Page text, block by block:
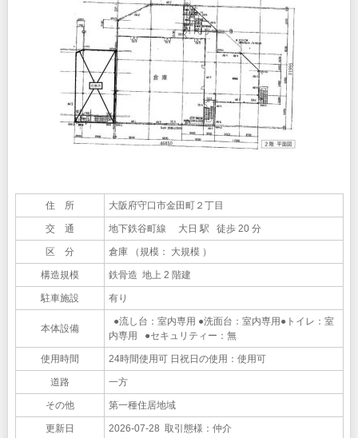
住 所 大阪府守口市金田町２丁目
交 通 地下鉄谷町線 大日 駅 徒歩 20 分
区 分 倉庫 （規模： 大規模 ）
構造規模 鉄骨造 地上 2 階建
駐車施設 有り
本体設備
●流し台：室内専用 ●洗面台：室内専用●トイレ：室
内専用 ●セキュリティー：無
使用時間 24時間使用可 日祝日の使用：使用可
道路 一方
その他 第一種住居地域
更新日 2026-07-28 取引態様：仲介